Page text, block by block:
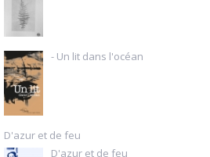
- Un lit dans l'océan
D'azur et de feu
D'azur et de feu